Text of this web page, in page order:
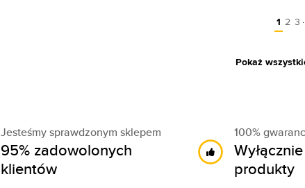
1 2 3
Pokaż
Jesteśmy sprawdzonym sklepem
95% zadowolonych
klientów
100%
produkty